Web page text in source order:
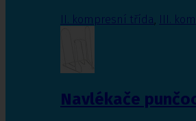
II. kompresní třída III.
Navlékače